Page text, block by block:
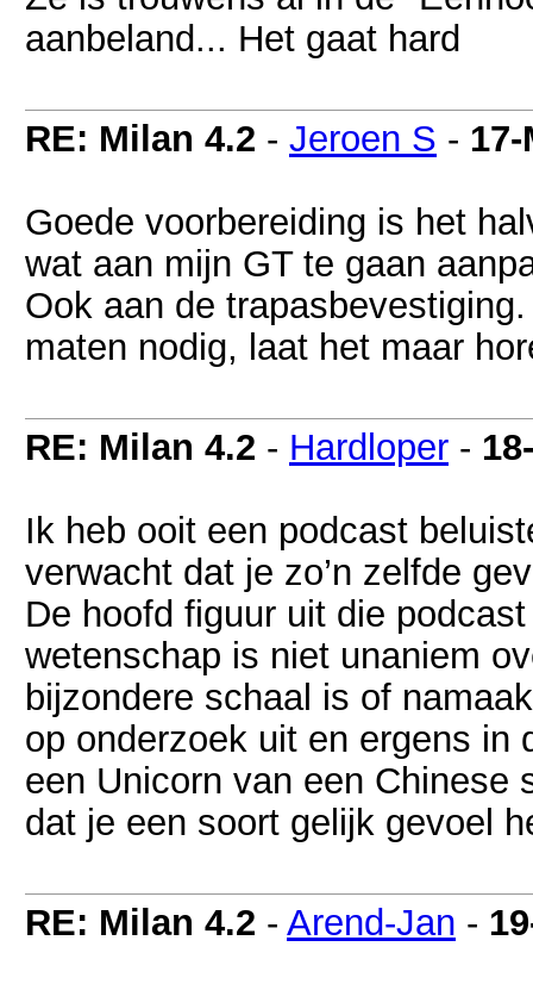
aanbeland... Het gaat hard
RE: Milan 4.2 - Jeroen S -
Goede voorbereiding is het
wat aan mijn GT te gaan
Ook aan de
maten nodig, laat het maar
RE: Milan 4.2 - Hardloper -
Ik heb ooit een podcast
verwacht dat je zo’n zelfde
De hoofd figuur uit die
wetenschap is niet unaniem
bijzondere schaal is of
op onderzoek uit en ergens in
een Unicorn van een Chinese
dat je een soort gelijk gevoel
RE: Milan 4.2 - Arend-Jan -